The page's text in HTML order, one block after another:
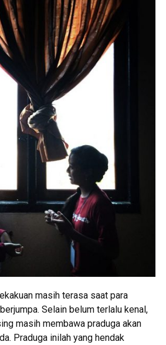
masih terasa saat para
Selain belum terlalu kenal,
masih membawa praduga akan
Praduga inilah yang hendak